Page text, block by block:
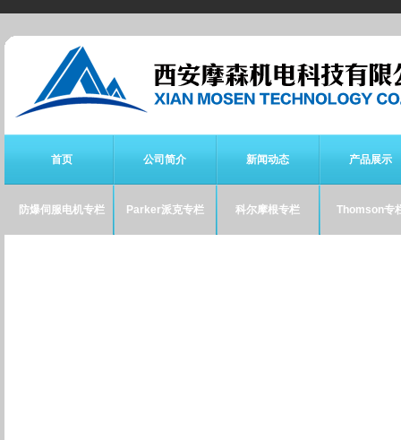
首页 公司简介 新闻动态 产品展示
防爆伺服电机专栏 Parker派克专栏 科尔摩根专栏 Thomson专